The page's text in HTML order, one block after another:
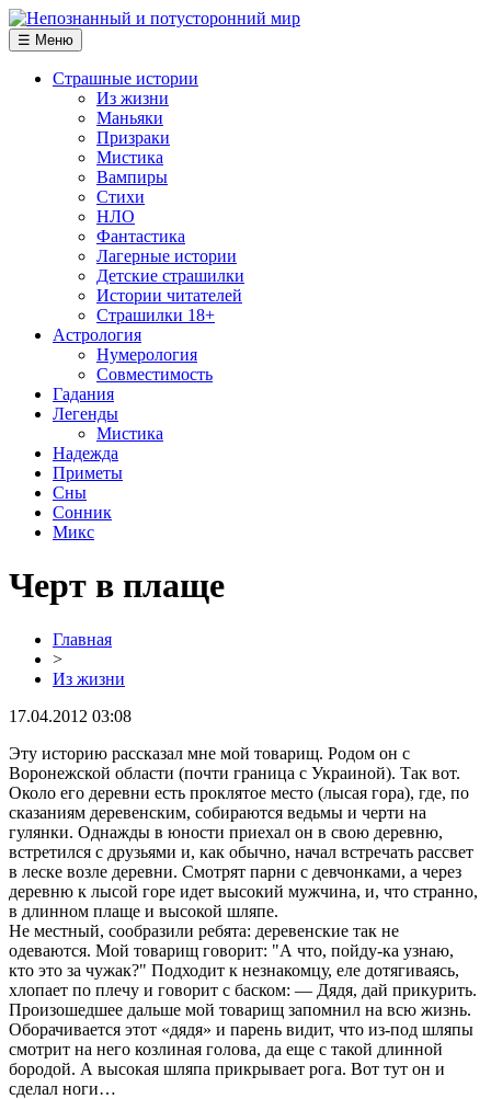
☰ Меню
Страшные истории
Из жизни
Маньяки
Призраки
Мистика
Вампиры
Стихи
НЛО
Фантастика
Лагерные истории
Детские страшилки
Истории читателей
Страшилки 18+
Астрология
Нумерология
Совместимость
Гадания
Легенды
Мистика
Надежда
Приметы
Сны
Сонник
Микс
Черт в плаще
Главная
>
Из жизни
17.04.2012 03:08
Эту историю рассказал мне мой товарищ. Родом он с
Воронежской области (почти граница с Украиной). Так вот.
Около его деревни есть проклятое место (лысая гора), где, по
сказаниям деревенским, собираются ведьмы и черти на
гулянки. Однажды в юности приехал он в свою деревню,
встретился с друзьями и, как обычно, начал встречать рассвет
в леске возле деревни. Смотрят парни с девчонками, а через
деревню к лысой горе идет высокий мужчина, и, что странно,
в длинном плаще и высокой шляпе.
Не местный, сообразили ребята: деревенские так не
одеваются. Мой товарищ говорит: "А что, пойду-ка узнаю,
кто это за чужак?" Подходит к незнакомцу, еле дотягиваясь,
хлопает по плечу и говорит с баском: — Дядя, дай прикурить.
Произошедшее дальше мой товарищ запомнил на всю жизнь.
Оборачивается этот «дядя» и парень видит, что из-под шляпы
смотрит на него козлиная голова, да еще с такой длинной
бородой. А высокая шляпа прикрывает рога. Вот тут он и
сделал ноги…